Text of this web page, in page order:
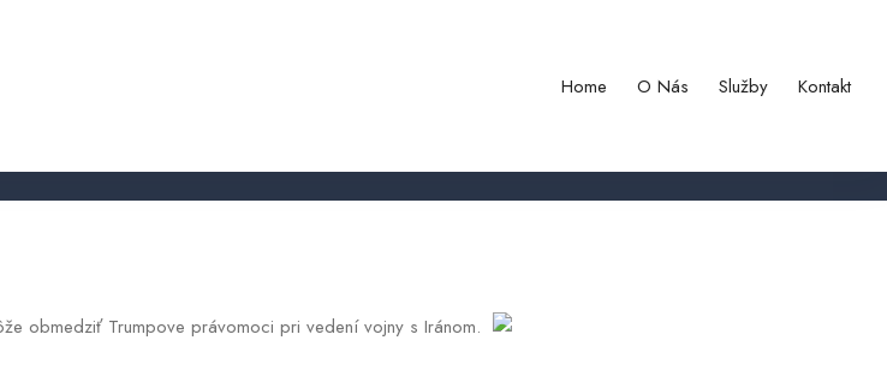
Home O Nás Služby Kontakt
byť obmedzené. Senát USA schválil uznesenie
obmedziť Trumpove právomoci pri vedení vojny s Iránom.